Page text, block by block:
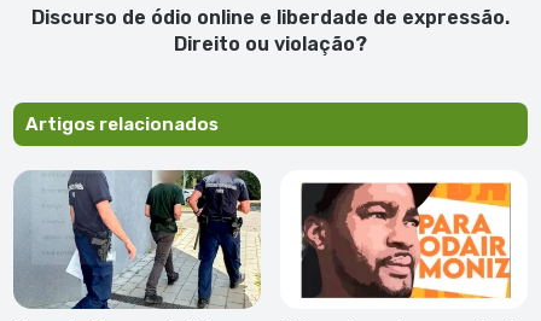
Discurso de ódio online e liberdade de expressão.
Direito ou violação?
Artigos relacionados